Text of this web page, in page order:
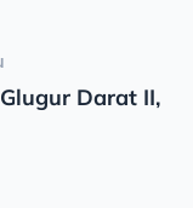
Darat II,